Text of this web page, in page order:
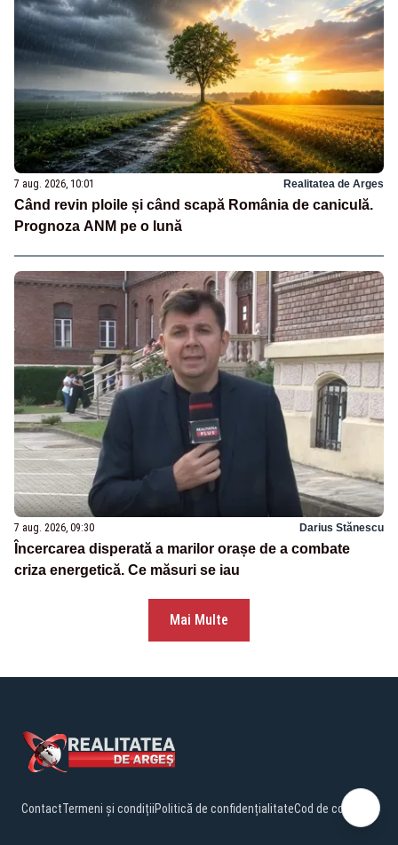
7 aug. 2026, 10:01 Realitatea de Arges
Când revin ploile și când scapă România de caniculă.
Prognoza ANM pe o lună
7 aug. 2026, 09:30 Darius Stănescu
Încercarea disperată a marilor orașe de a combate
criza energetică. Ce măsuri se iau
Mai Multe
ContactTermeni și condițiiPolitică de confidențialitateCod de conduită